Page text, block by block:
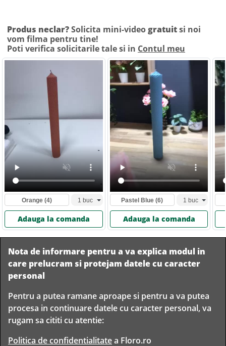
Produs neclar?Solicita mini-video gratuitsi noi
vom filma pentru tine!
Poti verifica solicitarile tale si in Contul meu
Orange (4)
Adauga la comanda
Pastel Blue (6)
Adauga la comanda
Livrare
rapida
Livram in
orice
Romania
Garantam
Nota de informare pentru a va explica modul in
care prelucram si protejam datele cu caracter
personal
Pentru a putea ramane aproape si pentru a va putea
procesa in continuare datele cu caracter personal, va
rugam sa cititi cu atentie:
Politica de confidentialitatea Floro.ro